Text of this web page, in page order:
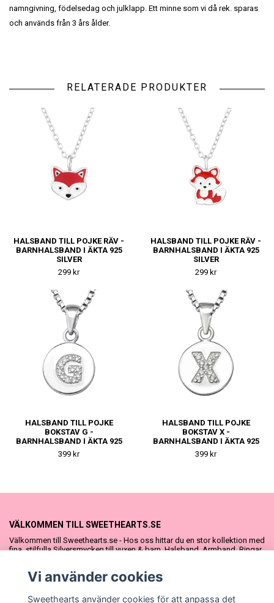
namngivning, födelsedag och julklapp. Ett minne som vi då rek. sparas
och används från 3 års ålder.
RELATERADE PRODUKTER
HALSBAND TILL POJKE RÄV -
BARNHALSBAND I ÄKTA 925
SILVER
299 kr
HALSBAND TILL POJKE RÄV -
BARNHALSBAND I ÄKTA 925
SILVER
299 kr
HALSBAND TILL POJKE
BOKSTAV G -
BARNHALSBAND I ÄKTA 925
SILVER
399 kr
HALSBAND TILL POJKE
BOKSTAV X -
BARNHALSBAND I ÄKTA 925
SILVER
399 kr
VÄLKOMMEN TILL SWEETHEARTS.SE
Välkommen till Sweethearts.se - Hos oss hittar du en stor kollektion med
fina, stilfulla Silversmycken till vuxen & barn. Halsband, Armband, Ringar
vår söta Sweethearts kolllektion med barnsmycken, tyllkjolar &
Vi använder cookies
Sweethearts använder cookies för att anpassa det